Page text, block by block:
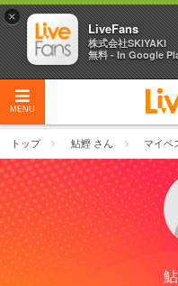
MENU
トップ 鮎鰹 さん マイベ
×
LiveFans
株式会社SKIYAKI
無料 - In Google